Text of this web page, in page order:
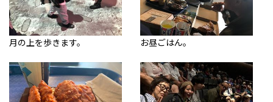
月の上を歩きます。 お昼ごはん。